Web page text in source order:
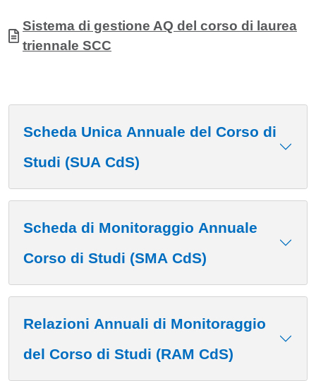
Allegati
Documento
Sistema di gestione AQ del corso di laurea
triennale SCC
Scheda Unica Annuale del Corso di
Studi (SUA CdS)
Scheda di Monitoraggio Annuale
Corso di Studi (SMA CdS)
Relazioni Annuali di Monitoraggio
del Corso di Studi (RAM CdS)